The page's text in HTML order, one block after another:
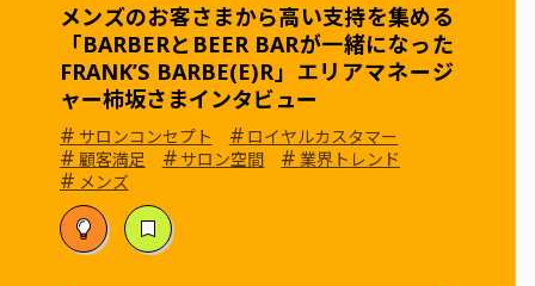
メンズのお客さまから高い支持を集める
「BARBERとBEER BARが一緒になった
FRANK’S BARBE(E)R」エリアマネージ
ャー柿坂さまインタビュー
# サロンコンセプト # ロイヤルカスタマー
# 顧客満足 # サロン空間 # 業界トレンド
# メンズ